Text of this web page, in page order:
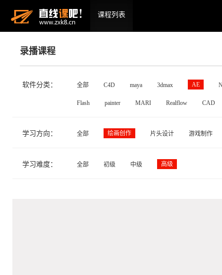
课程列表
录播课程
软件分类： 全部 C4D maya 3dmax AE
Flash painter MARI Realflow CAD
学习方向： 全部 绘画创作 片头设计 游戏制作
学习难度： 全部 初级 中级 高级